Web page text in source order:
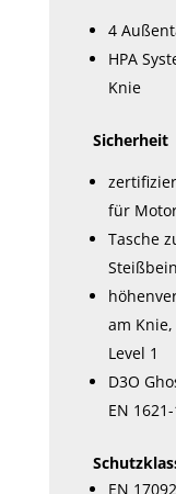
4
HPA
Knie
Sicherheit
für
Tasche
am
Level 1
D3O
EN
EN